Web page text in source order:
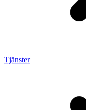
Tjänster